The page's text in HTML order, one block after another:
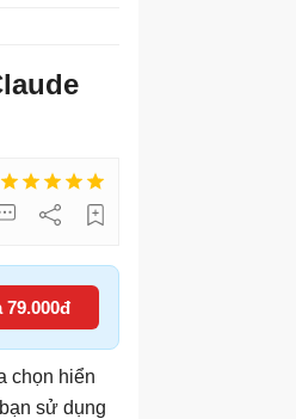
79.000đ
chọn hiển
sử dụng